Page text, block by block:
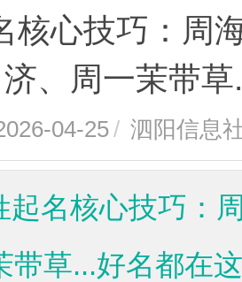
核心技巧：周
济、周一茉带
04-25/ 泗阳信息
起名核心技巧：
带草...好名都在